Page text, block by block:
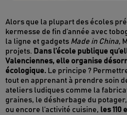
Alors que la plupart des écoles
kermesse de fin d’année avec
la ligne et gadgets Made in China,
projets. Dans l’école publique
Valenciennes, elle organise
écologique. Le principe ?
tout en apprenant à prendre soin
ateliers ludiques comme la
graines, le désherbage du
ou encore l’activité cuisine, les 110